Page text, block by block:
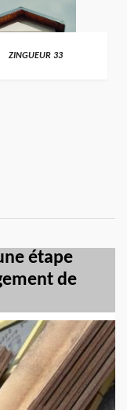
ZINGUEUR 33
étape
de